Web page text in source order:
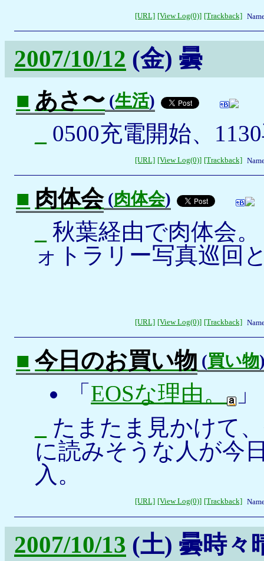
[URL] [View Log(0)] [Trackback]
2007/10/12 (金) 曇
■ あさ〜 (生活)
0500充電開始、
[URL] [View Log(0)] [Trackback]
■ 肉体会(肉体会)
秋葉経由で肉体会
ォトラリー写真巡回
[URL] [View Log(0)] [Trackback]
■ 今日のお買い物 (買い物
「 EOSな理由。
」
たまたま見かけて
に読みそうな人が今
入。
[URL] [View Log(0)] [Trackback]
2007/10/13 (土) 曇時々